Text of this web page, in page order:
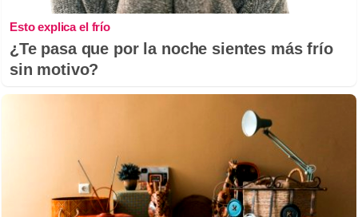
Esto explica el frío
¿Te pasa que por la noche sientes más frío
sin motivo?